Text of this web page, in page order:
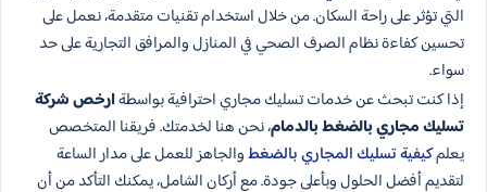
التي تؤثر على راحة السكان. من خلال استخدام تقنيات متقدمة، نعمل على
تحسين كفاءة نظام الصرف الصحي في المنازل والمرافق التجارية على حد
سواء.
إذا كنت تبحث عن خدمات تسليك مجاري احترافية بواسطةارخص شركة
تسليك مجاري بالضغط بالدمام، نحن هنا لخدمتك. فريقنا المتخصص
يعلمكيفية تسليك المجاري بالضغطوالجاهز للعمل على مدار الساعة
لتقديم أفضل الحلول وبأعلى جودة. مع أركان الشامل، يمكنك التأكد من أن